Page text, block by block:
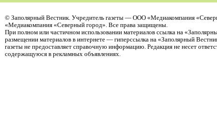
© Заполярный Вестник. Учредитель газеты — ООО «Медиакомпания
«Медиакомпания «Северный город». Все права защищены.
При полном или частичном использовании материалов ссылка на
размещении материалов в интернете — гиперссылка на «Заполярный
газеты не предоставляет справочную информацию. Редакция не несет
содержащуюся в рекламных объявлениях.